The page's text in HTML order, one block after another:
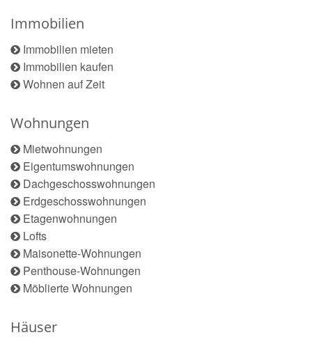
Immobilien
Immobilien mieten
Immobilien kaufen
Wohnen auf Zeit
Wohnungen
Mietwohnungen
Eigentumswohnungen
Dachgeschosswohnungen
Erdgeschosswohnungen
Etagenwohnungen
Lofts
Maisonette-Wohnungen
Penthouse-Wohnungen
Möblierte Wohnungen
Häuser